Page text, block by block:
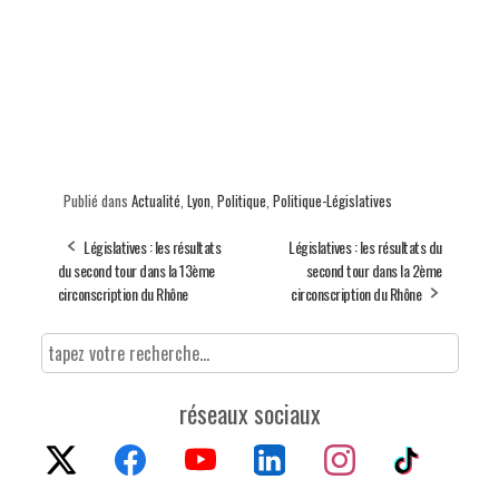
Publié dans Actualité Lyon Politique Politique-Législatives
Législatives : les résultats
du second tour dans la 13ème
circonscription du Rhône
Législatives : les résultats du
second tour dans la 2ème
circonscription du Rhône
réseaux sociaux